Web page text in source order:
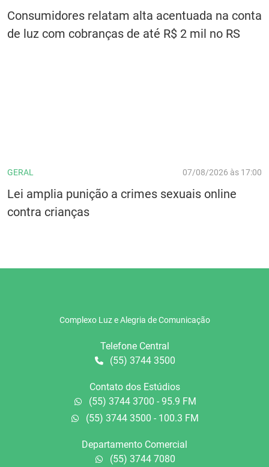
Consumidores relatam alta acentuada na conta
de luz com cobranças de até R$ 2 mil no RS
GERAL 07/08/2026 às 17:00
Lei amplia punição a crimes sexuais online
contra crianças
Complexo Luz e Alegria de Comunicação
Telefone Central
(55) 3744 3500
Contato dos Estúdios
(55) 3744 3700 - 95.9 FM
(55) 3744 3500 - 100.3 FM
Departamento Comercial
(55) 3744 7080